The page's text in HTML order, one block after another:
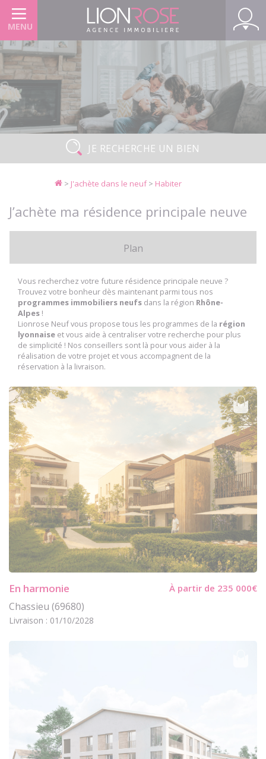
MENU
JE RECHERCHE UN BIEN
> J'achète dans le neuf> Habiter
J’achète ma résidence principale neuve
Plan
Vous recherchez votre future résidence principale neuve ?
Trouvez votre bonheur dès maintenant parmi tous nos
programmes immobiliers neufs dans la région Rhône-
Alpes !
Lionrose Neuf vous propose tous les programmes de la région
lyonnaise et vous aide à centraliser votre recherche pour plus
de simplicité ! Nos conseillers sont là pour vous aider à la
réalisation de votre projet et vous accompagnent de la
réservation à la livraison.
En harmonie À partir de 235 000€
Chassieu (69680)
Livraison : 01/10/2028
Panneau de gestion des cookies